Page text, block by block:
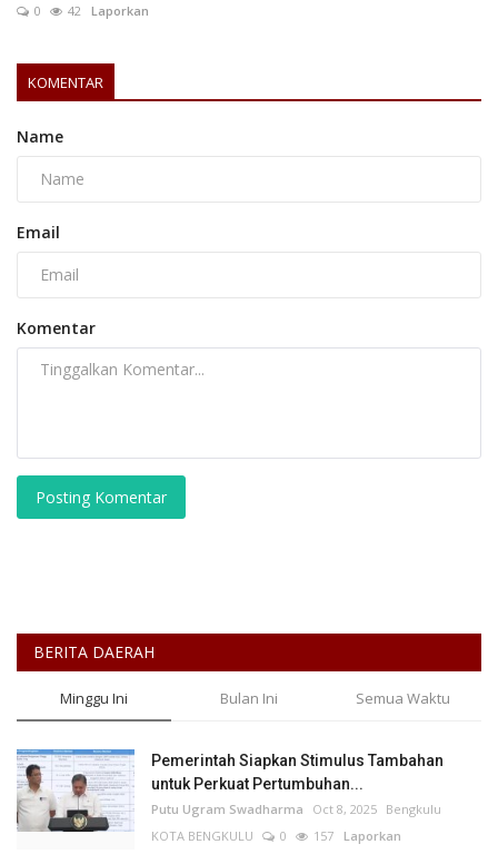
0
42 Laporkan
KOMENTAR
Name
Email
Komentar
Posting Komentar
BERITA DAERAH
Minggu Ini Bulan Ini Semua Waktu
Pemerintah Siapkan Stimulus Tambahan
untuk Perkuat Pertumbuhan...
Putu Ugram Swadharma Oct 8, 2025 Bengkulu
KOTA BENGKULU
0 157 Laporkan